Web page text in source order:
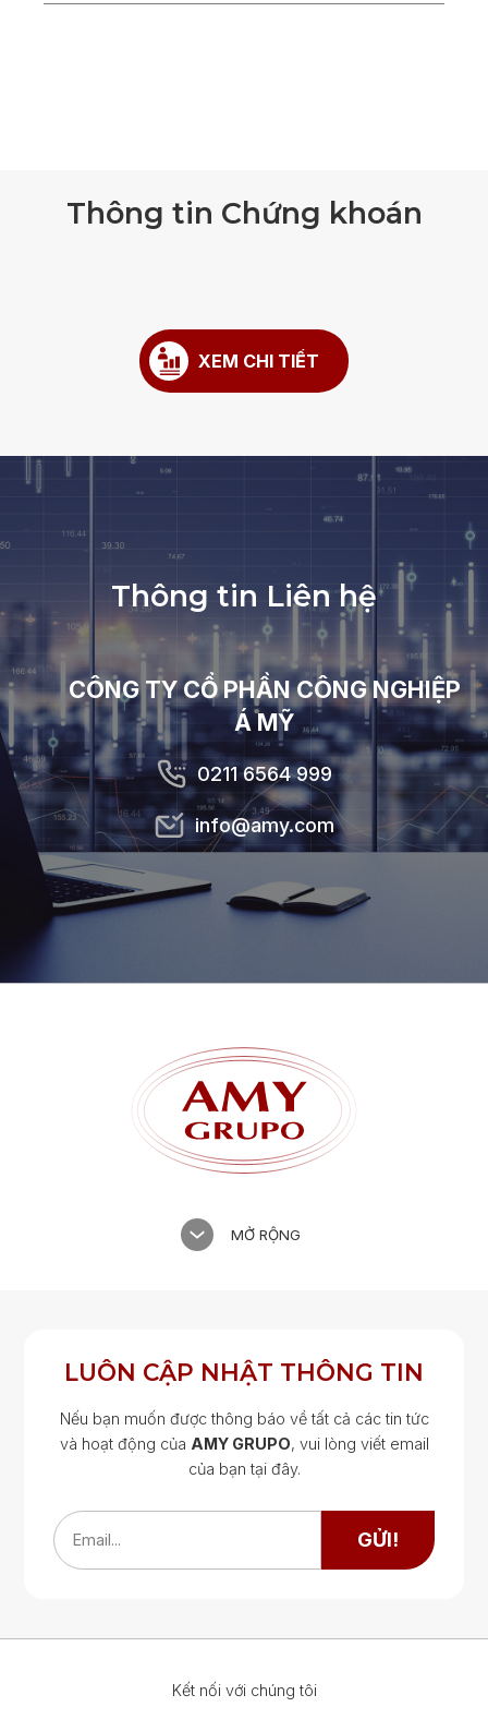
CÔNG BỐ THÔNG TIN
Thông tin Chứng khoán
XEM CHI TIẾT
Thông tin Liên hệ
CÔNG TY CỔ PHẦN CÔNG NGHIỆP
Á MỸ
0211 6564 999
0211 6564 999
info@amy.com
MỞ RỘNG
LUÔN CẬP NHẬT THÔNG TIN
Nếu bạn muốn được thông báo về tất cả các tin tức
và hoạt động của AMY GRUPO, vui lòng viết email
của bạn tại đây.
Email... GỬI!
Kết nối với chúng tôi
Quên mật khẩu?